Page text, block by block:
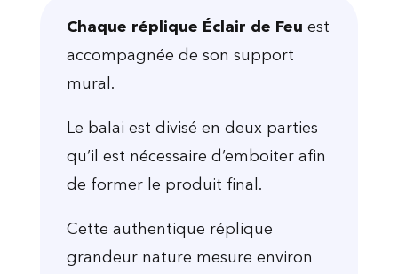
Chaque réplique Éclair de Feu est
accompagnée de son support
mural.
Le balai est divisé en deux parties
qu’il est nécessaire d’emboiter afin
de former le produit final.
Cette authentique réplique
grandeur nature mesure environ